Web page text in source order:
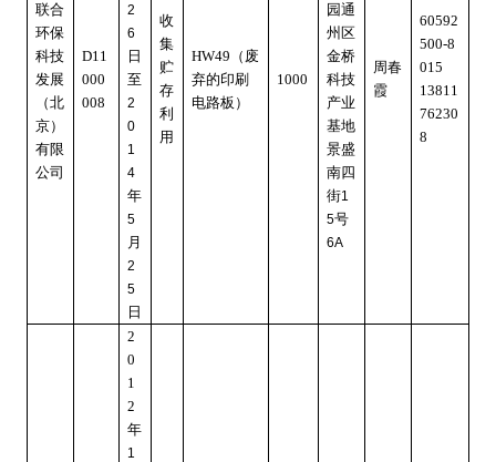
联合
环保
科技
发展
（北
京）
有限
公司
D11
000
008
2
6
日
至
2
0
1
4
年
5
月
2
5
日
收
集
贮
存
利
用
HW49 （废
弃的印刷
电路板）
1000
园通
州区
金桥
科技
产业
基地
景盛
南四
街1
5号
6A
周春
霞
60592
500-8
015
13811
76230
8
2
0
1
2
年
1